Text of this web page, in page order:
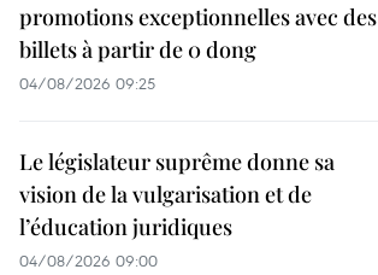
promotions exceptionnelles avec des
billets à partir de 0 dong
04/08/2026 09:25
Le législateur suprême donne sa
vision de la vulgarisation et de
l’éducation juridiques
04/08/2026 09:00